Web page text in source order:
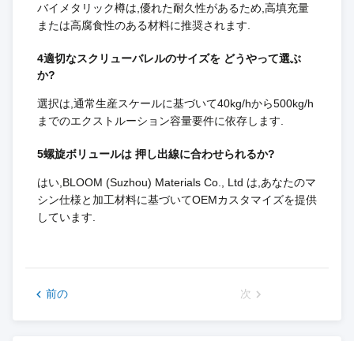
バイメタリック樽は,優れた耐久性があるため,高填充量
または高腐食性のある材料に推奨されます.
4適切なスクリューバレルのサイズを どうやって選ぶ
か?
選択は,通常生産スケールに基づいて40kg/hから500kg/h
までのエクストルーション容量要件に依存します.
5螺旋ボリュールは 押し出線に合わせられるか?
はい,BLOOM (Suzhou) Materials Co., Ltd は,あなたのマ
シン仕様と加工材料に基づいてOEMカスタマイズを提供
しています.
前の 次